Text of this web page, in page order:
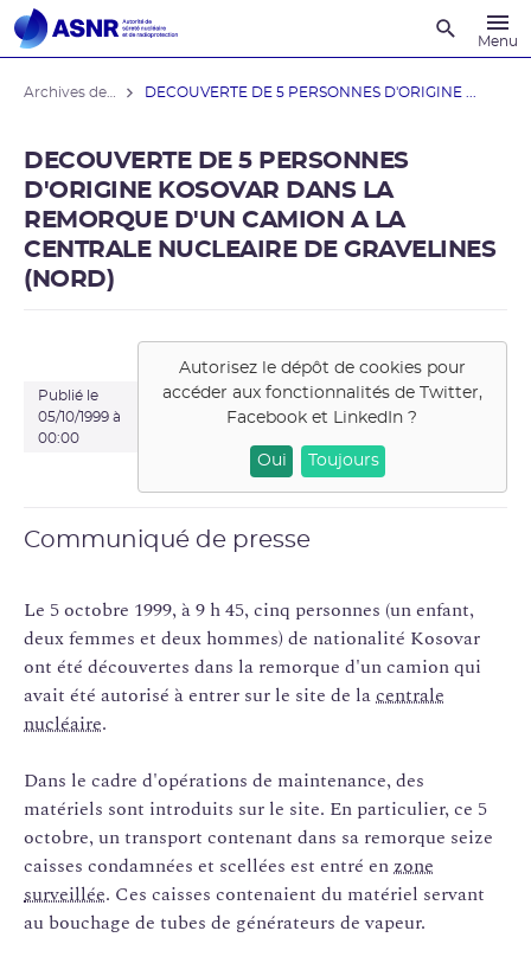
Menu
DECOUVERTE DE 5 PERSONNES D'ORIGINE ...
DECOUVERTE DE 5 PERSONNES
D'ORIGINE KOSOVAR DANS LA
REMORQUE D'UN CAMION A LA
CENTRALE NUCLEAIRE DE GRAVELINES
(NORD)
Publié le
05/10/1999 à
00:00
Autorisez le dépôt de cookies pour
accéder aux fonctionnalités de Twitter,
Facebook et LinkedIn ?
Oui Toujours
Communiqué de presse
Le 5 octobre 1999, à 9 h 45, cinq personnes (un enfant,
deux femmes et deux hommes) de nationalité Kosovar
ont été découvertes dans la remorque d'un camion qui
avait été autorisé à entrer sur le site de lacentrale
nucléaire.
Dans le cadre d'opérations de maintenance, des
matériels sont introduits sur le site. En particulier, ce 5
octobre, un transport contenant dans sa remorque seize
caisses condamnées et scellées est entré enzone
surveillée. Ces caisses contenaient du matériel servant
au bouchage de tubes de générateurs de vapeur.